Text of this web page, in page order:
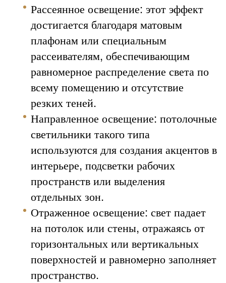
Рассеянное освещение: этот эффект
достигается благодаря матовым
плафонам или специальным
рассеивателям, обеспечивающим
равномерное распределение света по
всему помещению и отсутствие
резких теней.
Направленное освещение: потолочные
светильники такого типа
используются для создания акцентов в
интерьере, подсветки рабочих
пространств или выделения
отдельных зон.
Отраженное освещение: свет падает
на потолок или стены, отражаясь от
горизонтальных или вертикальных
поверхностей и равномерно заполняет
пространство.